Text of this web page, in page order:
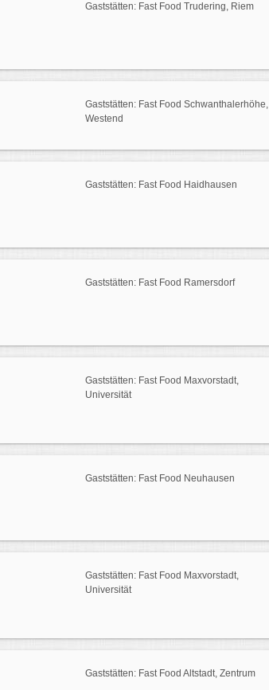
Gaststätten: Fast Food Trudering, Riem
Gaststätten: Fast Food Schwanthalerhöhe,
Westend
Gaststätten: Fast Food Haidhausen
Gaststätten: Fast Food Ramersdorf
Gaststätten: Fast Food Maxvorstadt,
Universität
Gaststätten: Fast Food Neuhausen
Gaststätten: Fast Food Maxvorstadt,
Universität
Gaststätten: Fast Food Altstadt, Zentrum